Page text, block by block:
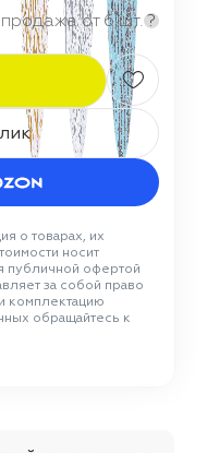
продажа от 6 шт. ?
о товарах, их
носит
публичной офертой
за собой право
комплектацию
обращайтесь к